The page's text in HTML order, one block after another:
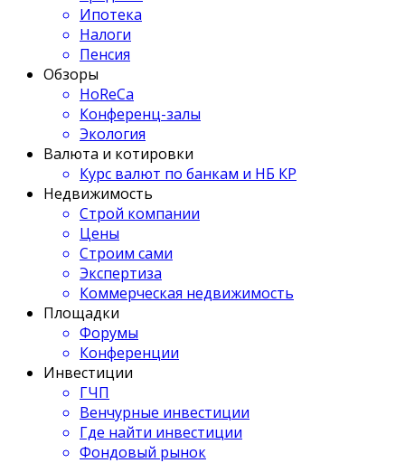
Ипотека
Налоги
Пенсия
Обзоры
HoReCa
Конференц-залы
Экология
Валюта и котировки
Курс валют по банкам и НБ КР
Недвижимость
Строй компании
Цены
Строим сами
Экспертиза
Коммерческая недвижимость
Площадки
Форумы
Конференции
Инвестиции
ГЧП
Венчурные инвестиции
Где найти инвестиции
Фондовый рынок